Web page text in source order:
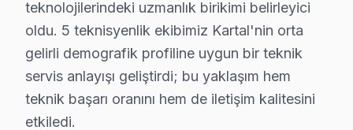
Kartal müşterilerine sunduğumuz Hi-Level servis
İkinci ilke — Onaysız başlamama: Kesin teklif,
Dördüncü ilke — Garanti dahil fiyat: İşçilik garantisi
Kartal'deki iklim koşulları ile Hi-Level ekran arıza
Sıcaklık-arıza ilişkisinde ise iki kritik eşik var. 28°C
teknolojilerindeki uzmanlık birikimi belirleyici
oldu. 5 teknisyenlik ekibimiz Kartal'nin orta
gelirli demografik profiline uygun bir teknik
servis anlayışı geliştirdi; bu yaklaşım hem
teknik başarı oranını hem de iletişim kalitesini
etkiledi.